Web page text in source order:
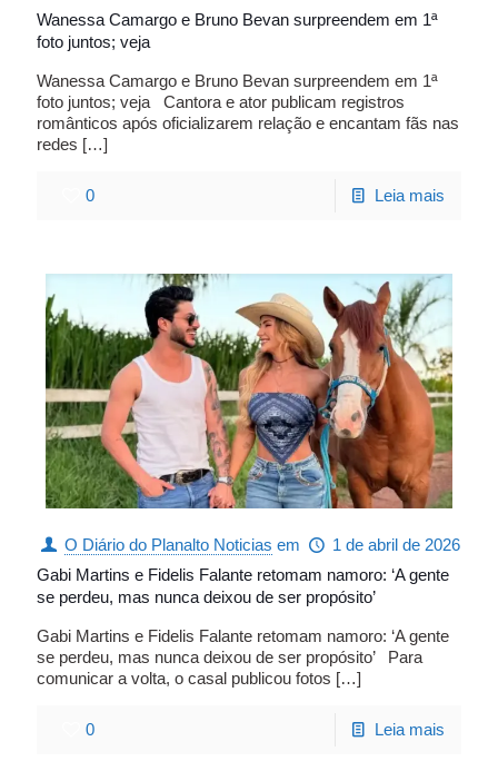
Wanessa Camargo e Bruno Bevan surpreendem em 1ª
foto juntos; veja
Wanessa Camargo e Bruno Bevan surpreendem em 1ª
foto juntos; veja Cantora e ator publicam registros
românticos após oficializarem relação e encantam fãs nas
redes […]
0 Leia mais
O Diário do Planalto Noticias em
1 de abril de 2026
Gabi Martins e Fidelis Falante retomam namoro: ‘A gente
se perdeu, mas nunca deixou de ser propósito’
Gabi Martins e Fidelis Falante retomam namoro: ‘A gente
se perdeu, mas nunca deixou de ser propósito’ Para
comunicar a volta, o casal publicou fotos […]
0 Leia mais